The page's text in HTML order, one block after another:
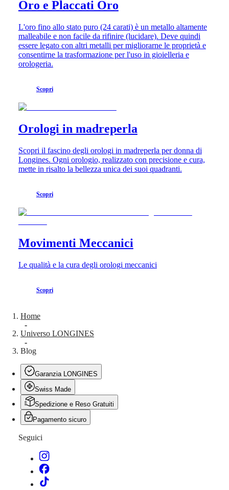
Oro e Placcati Oro
L'oro fino allo stato puro (24 carati) è un metallo altamente
malleabile e non facile da rifinire (lucidare). Deve quindi
essere legato con altri metalli per migliorarne le proprietà e
consentirne la trasformazione per l'uso in gioielleria e
orologeria.
Scopri
Orologi in madreperla
Scopri il fascino degli orologi in madreperla per donna di
Longines. Ogni orologio, realizzato con precisione e cura,
mette in risalto la bellezza unica dei suoi quadranti.
Scopri
Movimenti Meccanici
Le qualità e la cura degli orologi meccanici
Scopri
Home
-
Universo LONGINES
-
Blog
Garanzia LONGINES
Swiss Made
Spedizione e Reso Gratuiti
Pagamento sicuro
Seguici